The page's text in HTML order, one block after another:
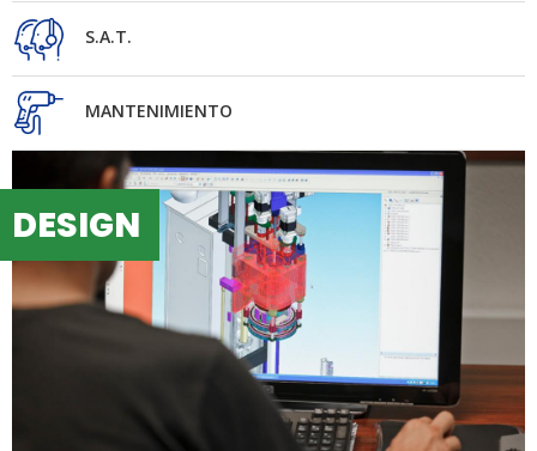
S.A.T.
MANTENIMIENTO
DESIGN